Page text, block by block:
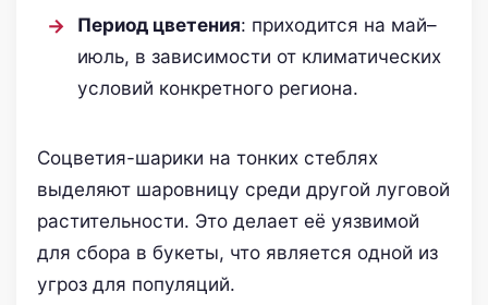
Период цветения: приходится на май–
июль, в зависимости от климатических
условий конкретного региона.
Соцветия-шарики на тонких стеблях
выделяют шаровницу среди другой луговой
растительности. Это делает её уязвимой
для сбора в букеты, что является одной из
угроз для популяций.